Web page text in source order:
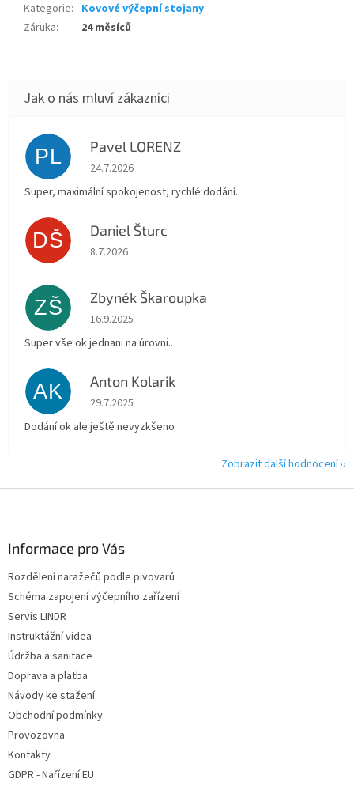
Kategorie: Kovové výčepní stojany
Záruka: 24 měsíců
PL Pavel LORENZ
Hodnocení obchodu je 5 z 5 hvězdiček.
24.7.2026
Super, maximální spokojenost, rychlé dodání.
DŠ Daniel Šturc
Hodnocení obchodu je 5 z 5 hvězdiček.
8.7.2026
ZŠ Zbynék Škaroupka
Hodnocení obchodu je 5 z 5 hvězdiček.
16.9.2025
Super vše ok.jednani na úrovni..
AK Anton Kolarik
Hodnocení obchodu je 5 z 5 hvězdiček.
29.7.2025
Dodání ok ale ještě nevyzkšeno
Zobrazit další hodnocení
Informace pro Vás
Rozdělení naražečů podle pivovarů
Schéma zapojení výčepního zařízení
Servis LINDR
Instruktážní videa
Údržba a sanitace
Doprava a platba
Návody ke stažení
Obchodní podmínky
Provozovna
Kontakty
GDPR - Nařízení EU